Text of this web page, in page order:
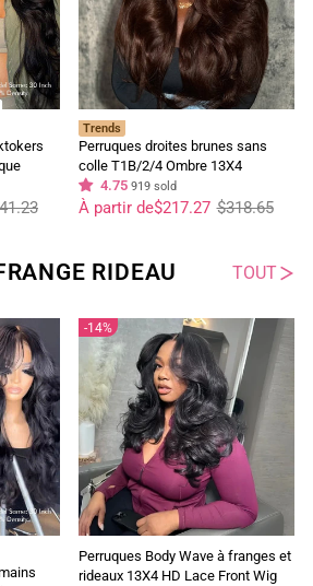
Wave
Trends
Perruques droites brunes sans
colle T1B/2/4 Ombre 13X4
perruque frontale en dentelle
cheveux humains pré-épilés
4.75 919 sold
Prix
régulier
$318.65
Prix
réduit
À partir de$217.27
RIDEAU TOUT
14%
Perruques Body Wave à franges et
rideaux 13X4 HD Lace Front Wig